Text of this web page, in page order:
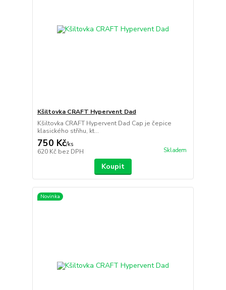
Kšiltovka CRAFT Hypervent Dad
Kšiltovka CRAFT Hypervent Dad Cap je čepice
klasického střihu, kt...
750 Kč/ks
620 Kč bez DPH Skladem
Koupit
Novinka